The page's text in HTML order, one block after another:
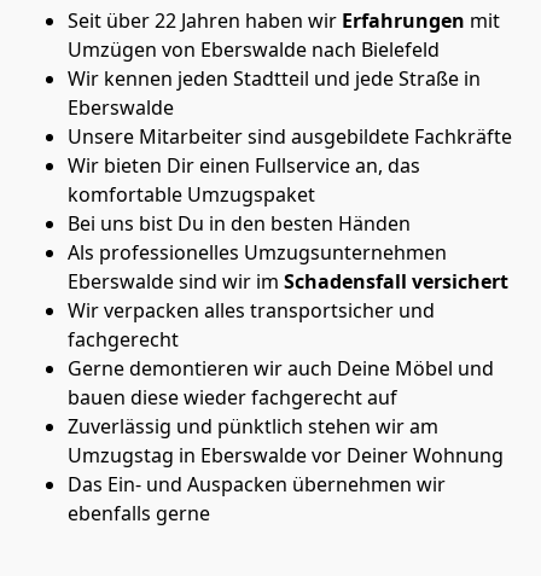
Seit über 22 Jahren haben wir Erfahrungen mit
Umzügen von Eberswalde nach Bielefeld
Wir kennen jeden Stadtteil und jede Straße in
Eberswalde
Unsere Mitarbeiter sind ausgebildete Fachkräfte
Wir bieten Dir einen Fullservice an, das
komfortable Umzugspaket
Bei uns bist Du in den besten Händen
Als professionelles Umzugsunternehmen
Eberswalde sind wir im Schadensfall versichert
Wir verpacken alles transportsicher und
fachgerecht
Gerne demontieren wir auch Deine Möbel und
bauen diese wieder fachgerecht auf
Zuverlässig und pünktlich stehen wir am
Umzugstag in Eberswalde vor Deiner Wohnung
Das Ein- und Auspacken übernehmen wir
ebenfalls gerne